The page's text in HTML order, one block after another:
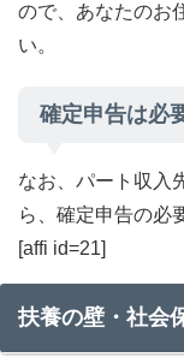
ので、あなたのお
い。
確定申告は必
なお、パート収入
ら、確定申告の必
[affi id=21]
扶養の壁・社会